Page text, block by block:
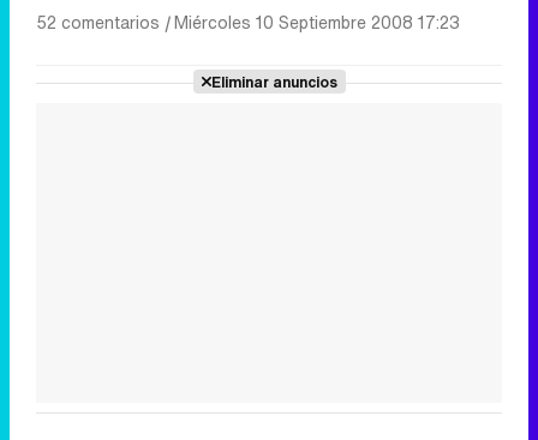
52 comentarios |Miércoles 10 Septiembre 2008 17:23
Eliminar anuncios